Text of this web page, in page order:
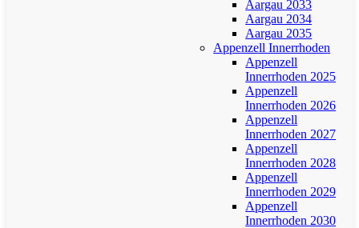
Aargau 2033
Aargau 2034
Aargau 2035
Appenzell Innerrhoden
Appenzell
Innerrhoden 2025
Appenzell
Innerrhoden 2026
Appenzell
Innerrhoden 2027
Appenzell
Innerrhoden 2028
Appenzell
Innerrhoden 2029
Appenzell
Innerrhoden 2030